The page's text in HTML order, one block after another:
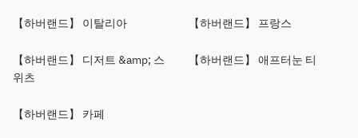
【하버랜드】 이탈리아 【하버랜드】 프랑스
【하버랜드】 디저트 &amp; 스
위츠
【하버랜드】 애프터눈 티
【하버랜드】 카페